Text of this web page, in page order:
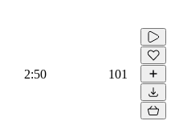
2:50 101